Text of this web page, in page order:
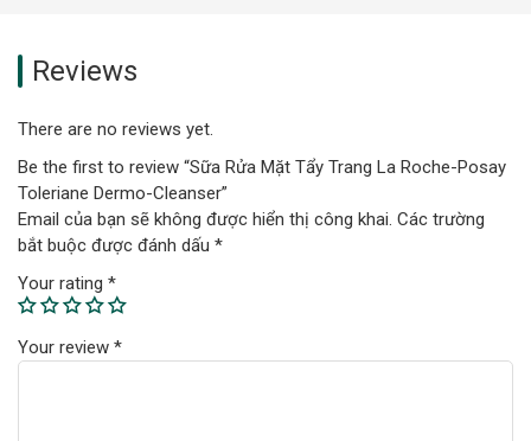
Reviews
There are no reviews yet.
Be the first to review “Sữa Rửa Mặt Tẩy Trang La Roche-Posay
Toleriane Dermo-Cleanser”
Email của bạn sẽ không được hiển thị công khai. Các trường
bắt buộc được đánh dấu *
Your rating *
Your review *